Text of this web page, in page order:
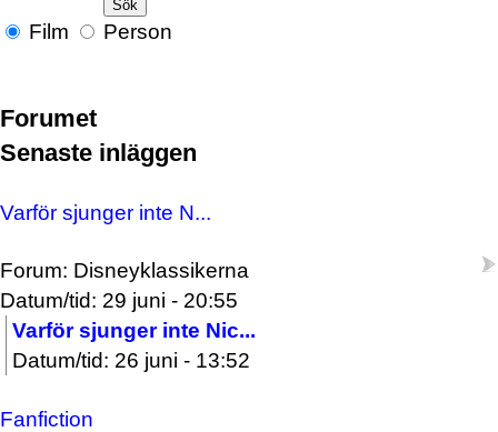
Film Person
Forumet
Senaste inläggen
Varför sjunger inte N...
Forum: Disneyklassikerna
Datum/tid: 29 juni - 20:55
Varför sjunger inte Nic...
Datum/tid: 26 juni - 13:52
Fanfiction